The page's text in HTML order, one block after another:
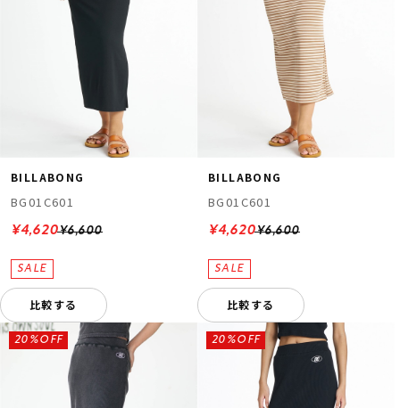
BILLABONG
BG01C601
¥6,600
¥4,620
比較する
BILLABONG
BG01C601
¥6,600
¥4,620
比較する
20%OFF 20%OFF